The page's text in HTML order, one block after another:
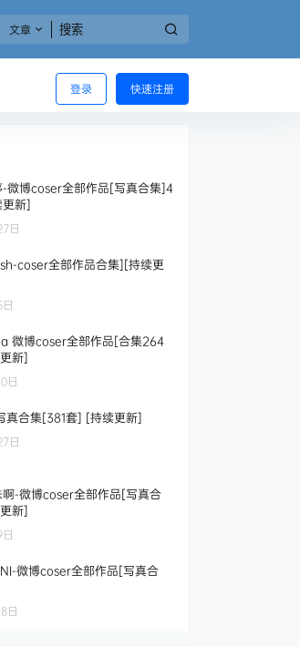
文章
登录 快速注册
-微博coser全部作品[写真合集]4
新]
日
coser全部作品合集][持续更
微博coser全部作品[合集264
新]
日
真合集[381套] [持续更新]
日
啊-微博coser全部作品[写真合
新]
微博coser全部作品[写真合
日